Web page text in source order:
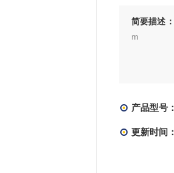
简要描述：
m
产品型号：
更新时间：